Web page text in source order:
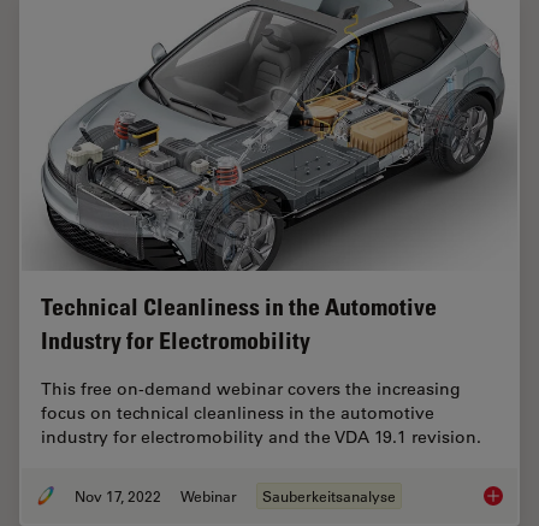
Technical Cleanliness in the Automotive
Industry for Electromobility
This free on-demand webinar covers the increasing
focus on technical cleanliness in the automotive
industry for electromobility and the VDA 19.1 revision.
Nov 17, 2022 Webinar Sauberkeitsanalyse